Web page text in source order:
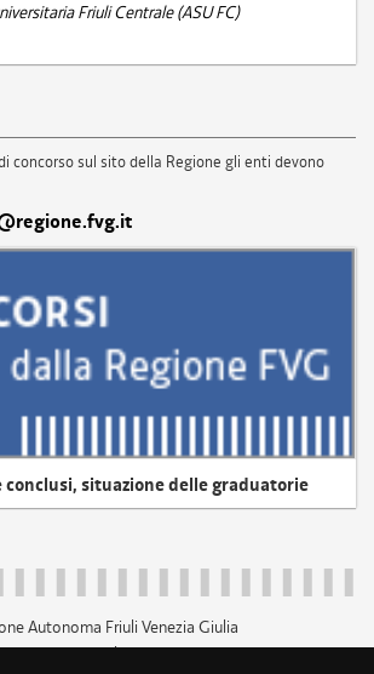
Friuli Centrale (ASU FC)
concorso sul sito della Regione gli enti devono
conclusi, situazione delle graduatorie
Autonoma Friuli Venezia Giulia
p.iva 00526040324